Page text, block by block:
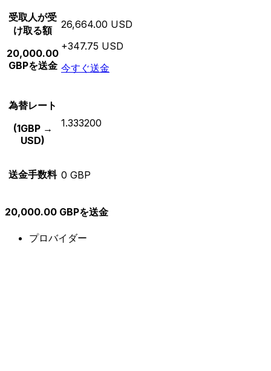
受取人が受
け取る額
20,000.00
GBPを送金
26,664.00 USD
+347.75 USD
今すぐ送金
為替レート
(1GBP →
USD)
1.333200
送金手数料 0 GBP
20,000.00 GBPを送金
プロバイダー